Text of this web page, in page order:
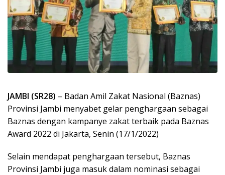
JAMBI (SR28) – Badan Amil Zakat Nasional (Baznas)
Provinsi Jambi menyabet gelar penghargaan sebagai
Baznas dengan kampanye zakat terbaik pada Baznas
Award 2022 di Jakarta, Senin (17/1/2022)
Selain mendapat penghargaan tersebut, Baznas
Provinsi Jambi juga masuk dalam nominasi sebagai